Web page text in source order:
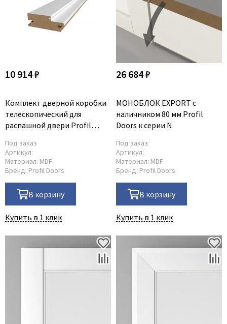
10 914 ₽
Комплект дверной коробки
телескопический для
распашной двери Profil
Под заказ
Артикул:
Материал: MDF
Бренд: Profil Doors
В корзину
Купить в 1 клик
26 684 ₽
МОНОБЛОК EXPORT с
наличником 80 мм Profil
Doors к серии N
Под заказ
Артикул:
Материал: MDF
Бренд: Profil Doors
В корзину
Купить в 1 клик